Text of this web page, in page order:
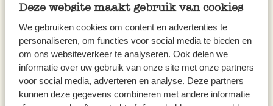
Deze website maakt gebruik van cookies
We gebruiken cookies om content en advertenties te
personaliseren, om functies voor social media te bieden en
om ons websiteverkeer te analyseren. Ook delen we
informatie over uw gebruik van onze site met onze partners
voor social media, adverteren en analyse. Deze partners
kunnen deze gegevens combineren met andere informatie
café-restaurant animé et convivial situé dans le
vous sert de quoi ravir vos papilles tout au long
de la journée.
Offrez-vous…
un chouette gadget